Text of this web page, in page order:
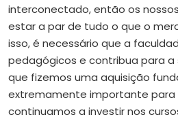
interconectado, então os
estar a par de tudo o que o
isso, é necessário que a
pedagógicos e contribua para a
que fizemos uma aquisição
extremamente importante para
continuamos a investir nos